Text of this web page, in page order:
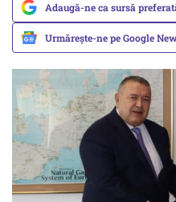
Adaugă-ne ca sursă
Urmărește-ne pe Google